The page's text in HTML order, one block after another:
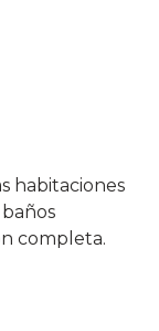
habitaciones
completa.